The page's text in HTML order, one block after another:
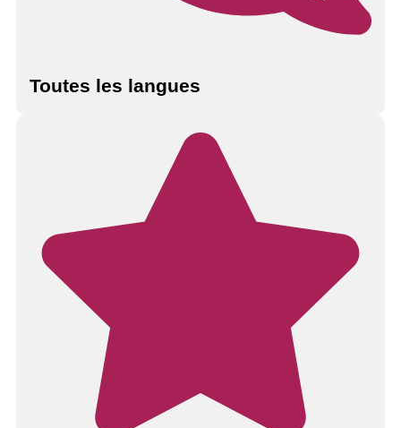
Toutes les langues